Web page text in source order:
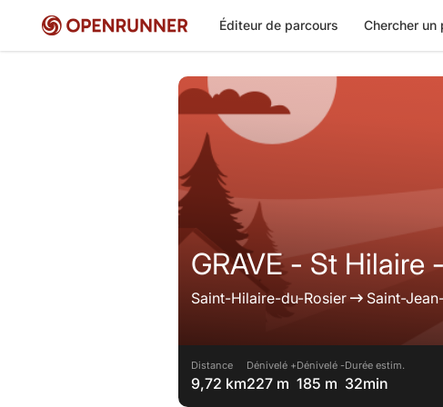
Éditeur de parcours Chercher un
GRAVE - St
Saint-Hilaire-du-Rosier Saint-
Distance
9,72 km
Dénivelé +
227 m
Dénivelé -
185 m
Durée estim.
32min